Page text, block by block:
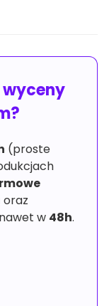
wyceny
(proste
w 48h.